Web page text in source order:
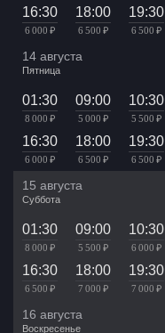
16:30
6 000 ₽
18:00
6 500 ₽
19:30
6 500 ₽
14 августа
Пятница
01:30
8 000 ₽
09:00
5 000 ₽
10:30
5 500 ₽
16:30
6 000 ₽
18:00
6 500 ₽
19:30
6 500 ₽
15 августа
Суббота
01:30
8 000 ₽
09:00
5 500 ₽
10:30
6 000 ₽
16:30
6 500 ₽
18:00
7 000 ₽
19:30
7 000 ₽
16 августа
Воскресенье